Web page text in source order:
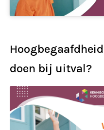
doen bij uitval?